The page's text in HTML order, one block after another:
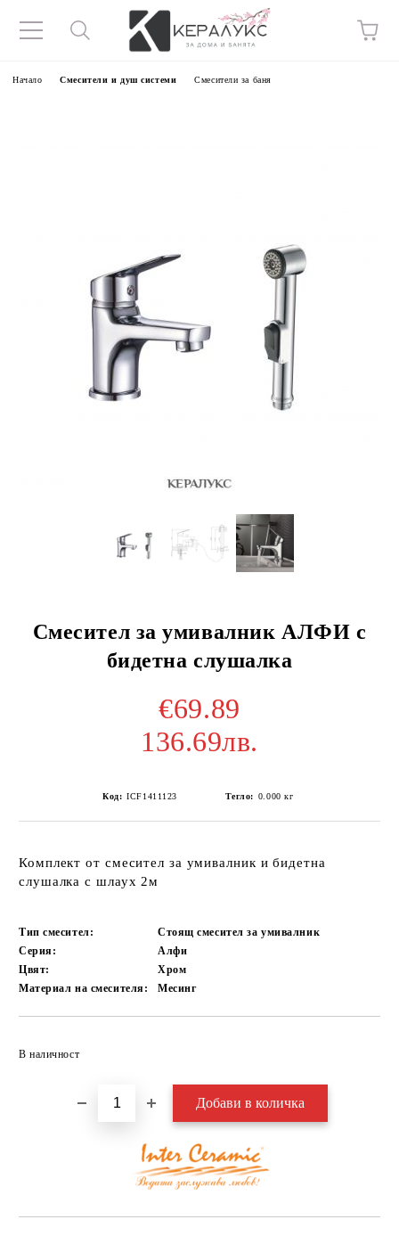
Начало Смесители и душ системи Смесители за баня
Смесител за умивалник АЛФИ с
бидетна слушалка
€69.89
136.69лв.
Код: ICF1411123 Тегло: 0.000 кг
Комплект от смесител за умивалник и бидетна
слушалка с шлаух 2м
Тип смесител:
Стоящ смесител за умивалник
Серия:
Алфи
Цвят:
Хром
Материал на смесителя:
Месинг
В наличност